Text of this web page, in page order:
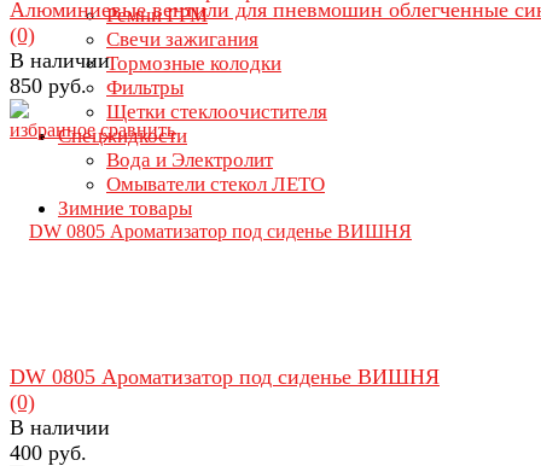
Ремни ГРМ
Свечи зажигания
Тормозные колодки
Фильтры
Щетки стеклоочистителя
Спецжидкости
Вода и Электролит
Омыватели стекол ЛЕТО
Зимние товары
избранное сравнить
Алюминиевые вентили для пневмошин облегченные
(0)
В наличии
850 руб.
DW 0805 Ароматизатор под сиденье ВИШНЯ
(0)
В наличии
400 руб.